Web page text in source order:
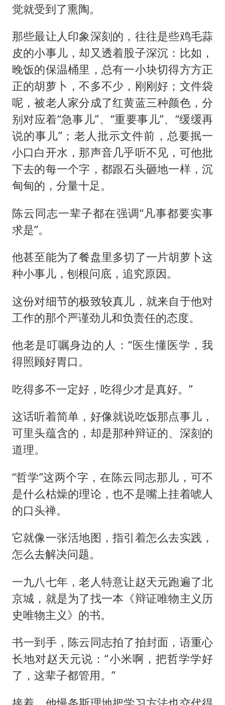
觉就受到了熏陶。
那些最让人印象深刻的，往往是些鸡毛蒜
皮的小事儿，却又透着股子深沉：比如，
晚饭的保温桶里，总有一小块切得方方正
正的胡萝卜，不多不少，刚刚好；文件袋
呢，被老人家分成了红黄蓝三种颜色，分
别对应着“急事儿”、“重要事儿”、“缓缓再
说的事儿”；老人批示文件前，总要抿一
小口白开水，那声音几乎听不见，可他批
下去的每一个字，都跟石头砸地一样，沉
甸甸的，分量十足。
陈云同志一辈子都在强调“凡事都要实事
求是”。
他甚至能为了餐盘里多切了一片胡萝卜这
种小事儿，刨根问底，追究原因。
这份对细节的极致较真儿，就来自于他对
工作的那个严谨劲儿和负责任的态度。
他老是叮嘱身边的人：“医生懂医学，我
得照顾好胃口。
吃得多不一定好，吃得少才是真好。”
这话听着简单，好像就说吃饭那点事儿，
可里头蕴含的，却是那种辩证的、深刻的
道理。
“哲学”这两个字，在陈云同志那儿，可不
是什么枯燥的理论，也不是嘴上挂着唬人
的口头禅。
它就像一张活地图，指引着怎么去实践，
怎么去解决问题。
一九八七年，老人特意让赵天元跑遍了北
京城，就是为了找一本《辩证唯物主义历
史唯物主义》的书。
书一到手，陈云同志拍了拍封面，语重心
长地对赵天元说：“小米啊，把哲学学好
了，这辈子都管用。”